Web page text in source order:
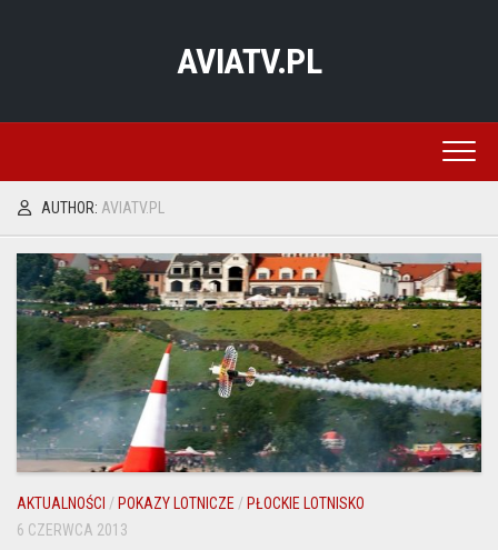
AVIATV.PL
AUTHOR: AVIATV.PL
AKTUALNOŚCI / POKAZY LOTNICZE / PŁOCKIE LOTNISKO
6 CZERWCA 2013